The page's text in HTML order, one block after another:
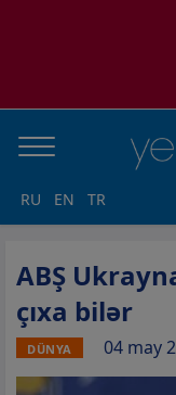
RU EN TR
ABŞ
çıxa bilər
DÜNYA 04 may